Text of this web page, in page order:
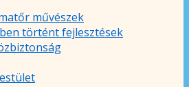
művészek
történt fejlesztések